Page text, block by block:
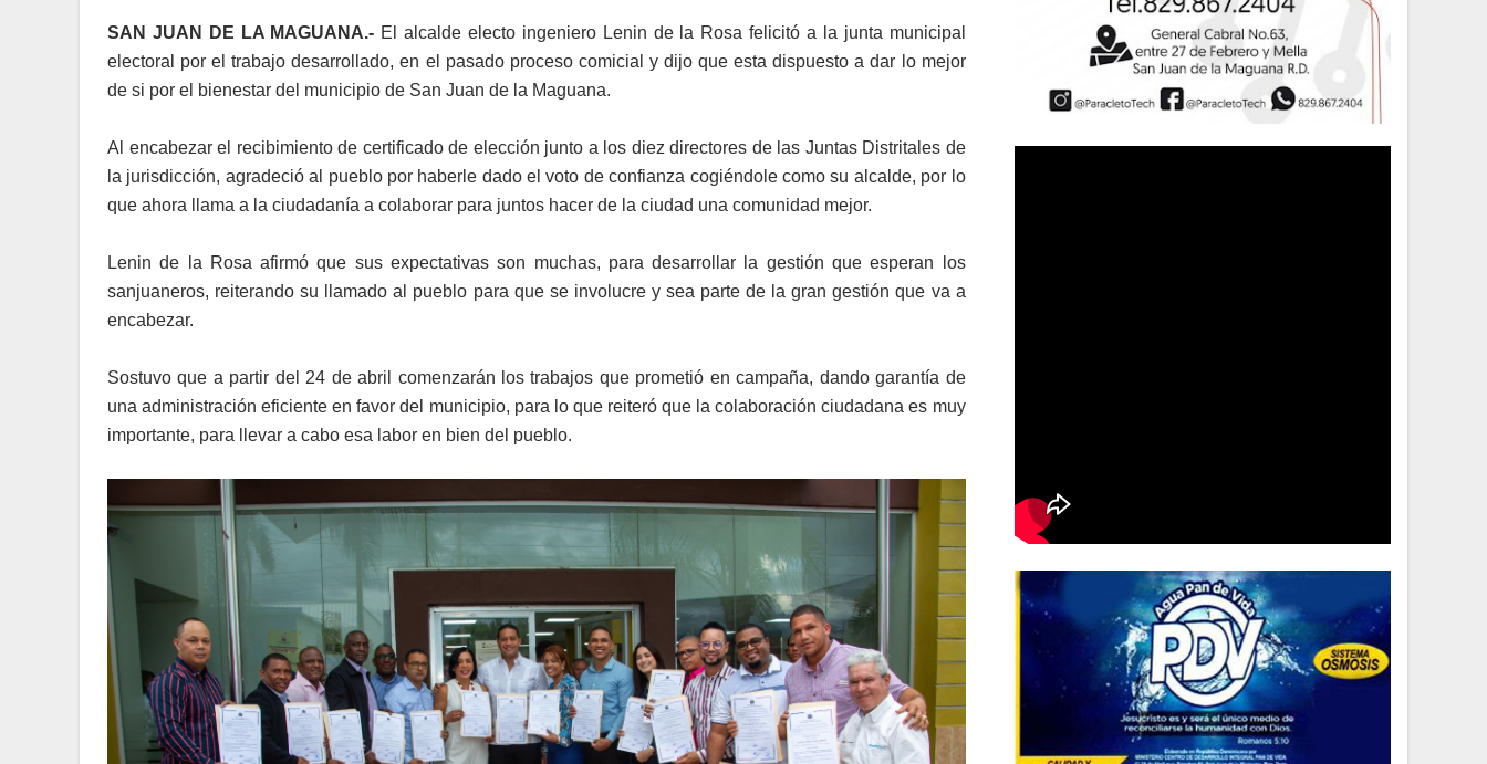
SAN JUAN DE LA MAGUANA.- El alcalde electo ingeniero Lenin de la Rosa felicitó a la junta municipal
electoral por el trabajo desarrollado, en el pasado proceso comicial y dijo que esta dispuesto a dar lo mejor
de si por el bienestar del municipio de San Juan de la Maguana.
Al encabezar el recibimiento de certificado de elección junto a los diez directores de las Juntas Distritales de
la jurisdicción, agradeció al pueblo por haberle dado el voto de confianza cogiéndole como su alcalde, por lo
que ahora llama a la ciudadanía a colaborar para juntos hacer de la ciudad una comunidad mejor.
Lenin de la Rosa afirmó que sus expectativas son muchas, para desarrollar la gestión que esperan los
sanjuaneros, reiterando su llamado al pueblo para que se involucre y sea parte de la gran gestión que va a
encabezar.
Sostuvo que a partir del 24 de abril comenzarán los trabajos que prometió en campaña, dando garantía de
una administración eficiente en favor del municipio, para lo que reiteró que la colaboración ciudadana es muy
importante, para llevar a cabo esa labor en bien del pueblo.